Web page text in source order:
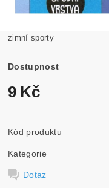
zimní sporty
Dostupnost
9 Kč
Kód produktu
Kategorie
Dotaz